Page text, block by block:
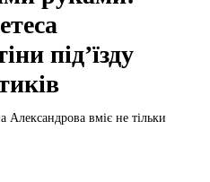
під’їзду
Александрова вміє не тільки